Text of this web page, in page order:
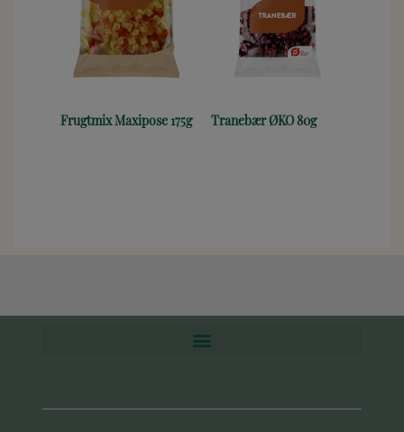
Frugtmix Maxipose 175g Tranebær ØKO 80g